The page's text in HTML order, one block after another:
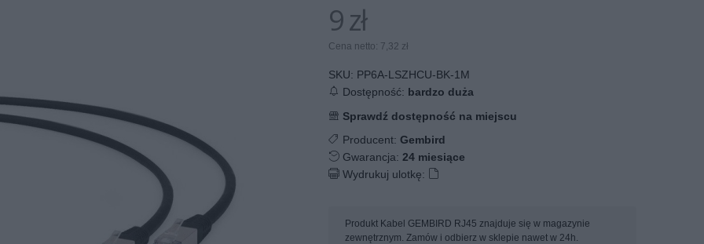
9 zł
Cena netto: 7,32 zł
SKU: PP6A-LSZHCU-BK-1M
Dostępność: bardzo duża
Sprawdź dostępność na miejscu
Producent: Gembird
Gwarancja: 24 miesiące
Wydrukuj ulotkę:
Produkt Kabel GEMBIRD RJ45 znajduje się w magazynie
zewnętrznym. Zamów i odbierz w sklepie nawet w 24h.